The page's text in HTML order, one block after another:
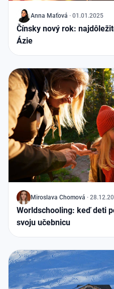
J Anna Maťová · 01.01.2025
Čínsky nový rok:
Ázie
J Miroslava Chomová ·
Worldschooling: keď deti
svoju učebnicu